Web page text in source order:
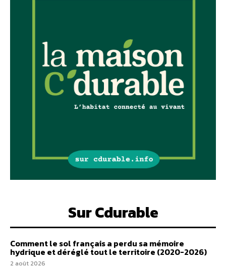
Sur Cdurable
Comment le sol français a perdu sa mémoire
hydrique et déréglé tout le territoire (2020-2026)
2 août 2026